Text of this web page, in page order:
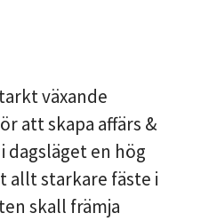
växande
att skapa affärs &
dagsläget en hög
allt starkare fäste i
skall främja